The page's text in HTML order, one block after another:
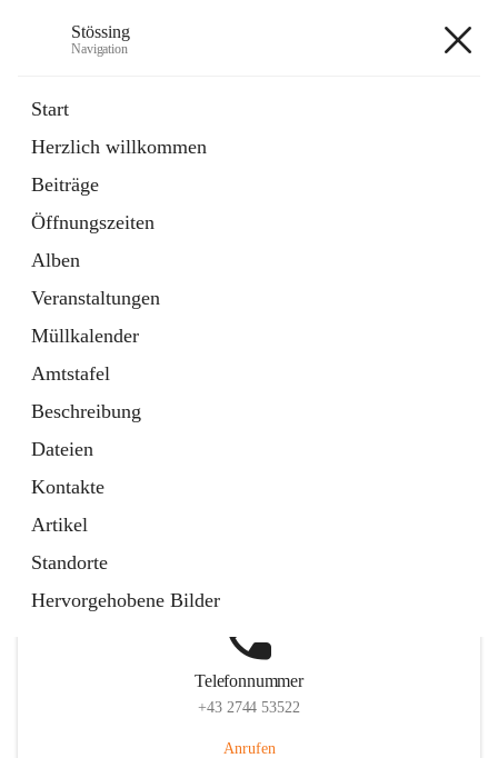
Stössing
Navigation
Start
Herzlich willkommen
Beiträge
Öffnungszeiten
Alben
Veranstaltungen
Müllkalender
Amtstafel
Beschreibung
Dateien
Kontakte
Artikel
Standorte
Hervorgehobene Bilder
Datei
in
Tab
Kindergarten
öffnet
in
neuem
Tab
Telefonnummer
+43 2744 53522
Anrufen